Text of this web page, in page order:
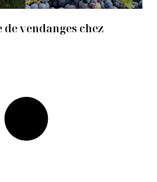
vendanges chez